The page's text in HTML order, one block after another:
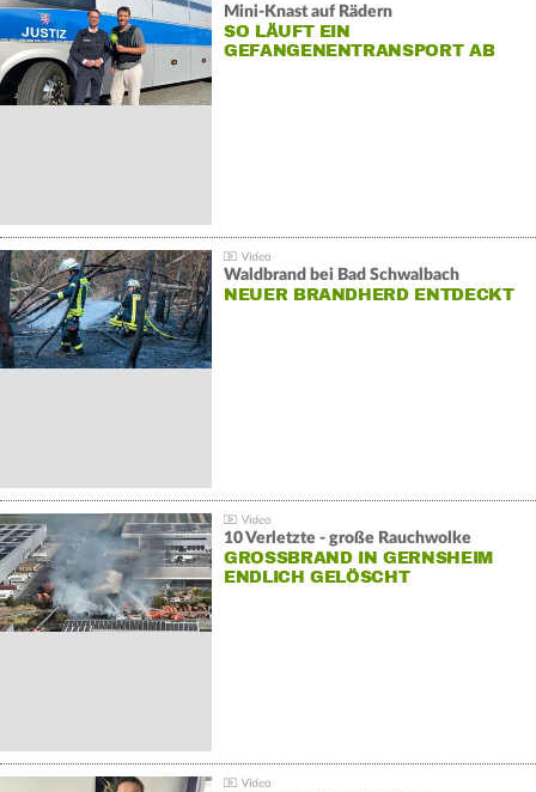
Mini-Knast auf Rädern
SO LÄUFT EIN
GEFANGENENTRANSPORT AB
Waldbrand bei Bad Schwalbach
NEUER BRANDHERD ENTDECKT
10 Verletzte - große Rauchwolke
GROSSBRAND IN GERNSHEIM E
NDLICH GELÖSCHT